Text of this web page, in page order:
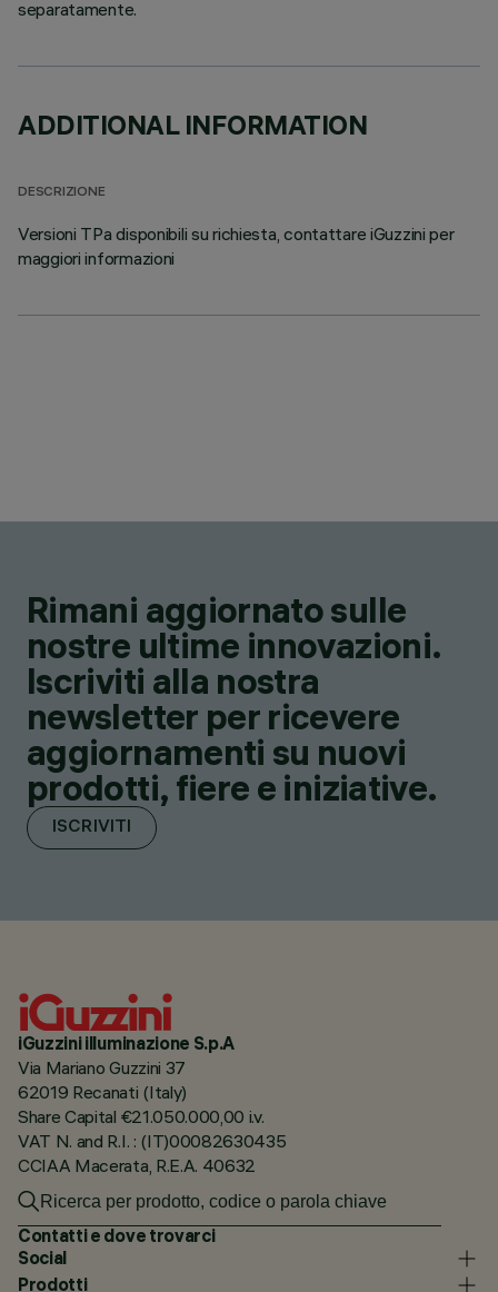
separatamente.
ADDITIONAL INFORMATION
DESCRIZIONE
Versioni TPa disponibili su richiesta, contattare iGuzzini per
maggiori informazioni
Rimani aggiornato sulle
nostre ultime innovazioni.
Iscriviti alla nostra
newsletter per ricevere
aggiornamenti su nuovi
prodotti, fiere e iniziative.
ISCRIVITI
iGuzzini illuminazione S.p.A
Via Mariano Guzzini 37
62019 Recanati (Italy)
Share Capital €21.050.000,00 i.v.
VAT N. and R.I. : (IT)00082630435
CCIAA Macerata, R.E.A. 40632
Contatti e dove trovarci
Social
Prodotti